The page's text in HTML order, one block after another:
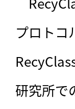
プロト
研究所で